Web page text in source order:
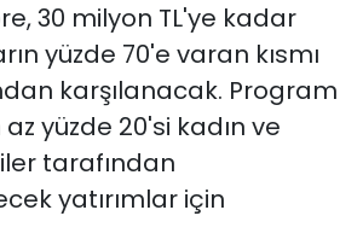
30 milyon TL'ye kadar
yüzde 70'e varan kısmı
karşılanacak. Program
yüzde 20'si kadın ve
tarafından
yatırımlar için